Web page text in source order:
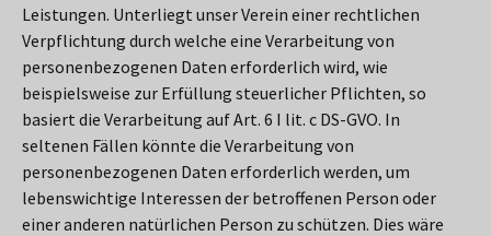
Leistungen. Unterliegt unser Verein einer rechtlichen
Verpflichtung durch welche eine Verarbeitung von
personenbezogenen Daten erforderlich wird, wie
beispielsweise zur Erfüllung steuerlicher Pflichten, so
basiert die Verarbeitung auf Art. 6 I lit. c DS-GVO. In
seltenen Fällen könnte die Verarbeitung von
personenbezogenen Daten erforderlich werden, um
lebenswichtige Interessen der betroffenen Person oder
einer anderen natürlichen Person zu schützen. Dies wäre